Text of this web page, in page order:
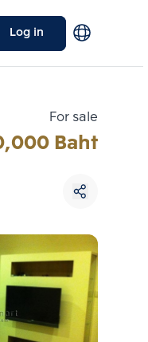
Log in
For sale
Baht